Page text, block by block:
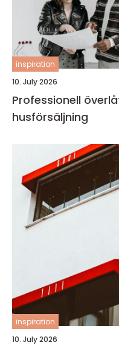
inspiration
10. July 2026
Professionell
husförsäljning
inspiration
10. July 2026